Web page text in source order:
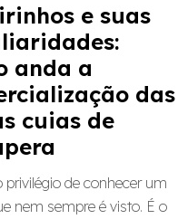
e suas
anda a
das
cuias de
privilégio de conhecer um
nem sempre é visto. É o